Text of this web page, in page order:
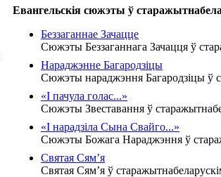
Евангельскія сюжэты ў
Беззаганнае Зачацце
Сюжэты Беззаганнага Зачацця ў
Нараджэнне Багародзіцы
Сюжэты нараджэння Багародзіцы ў
«І пачула голас...»
Сюжэты Звеставання ў
«І нарадзіла Сына Свайго...»
Сюжэты Божага Нараджэння ў
Святая Сям’я
Святая Сям’я ў